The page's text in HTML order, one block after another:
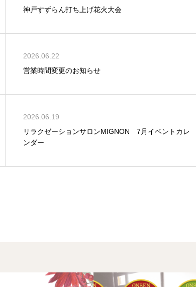
神戸すずらん打ち上げ花火大会
2026.06.22
営業時間変更のお知らせ
2026.06.19
リラクゼーションサロンMIGNON 7月イベントカレ
ンダー